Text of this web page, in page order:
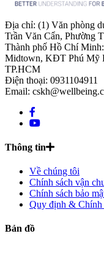
Địa chỉ: (1) Văn phòng
Trần Văn Cẩn, Phường
Thành phố Hồ Chí
Midtown, KĐT Phú Mỹ
TP.HCM
Điện thoại: 0931104911
Email:
Thông tin
Về chúng tôi
Chính sách vận
Chính sách bảo
Quy định & Chính
Bản đồ